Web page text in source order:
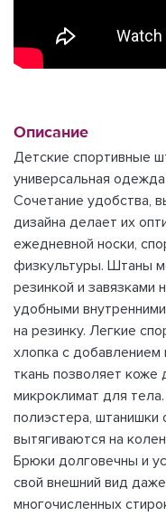
Описание
Детские спортивные
универсальная
Сочетание удобства,
дизайна делает их
ежедневной носки,
физкультуры. Штаны
резинкой и завязками
удобными
на резинку. Легкие
хлопка с добавлением
ткань позволяет
микроклимат для
полиэстера,
вытягиваются на
Брюки долговечны и
свой внешний вид
многочисленных